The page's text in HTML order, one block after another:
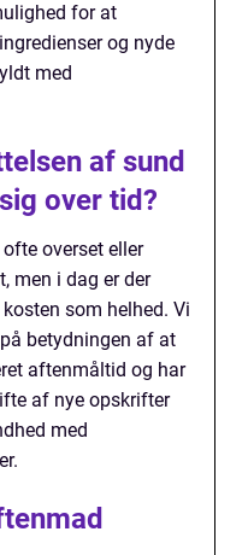
for at
og nyde
med
af sund
over tid?
overset eller
men i dag er der
som helhed. Vi
betydningen af at
aftenmåltid og har
af nye opskrifter
med